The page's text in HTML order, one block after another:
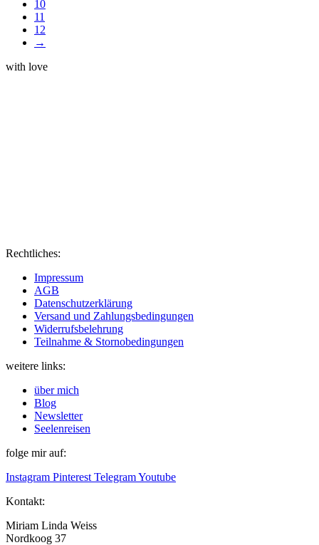
10
11
12
→
with love
Rechtliches:
Impressum
AGB
Datenschutzerklärung
Versand und Zahlungsbedingungen
Widerrufsbelehrung
Teilnahme & Stornobedingungen
weitere links:
über mich
Blog
Newsletter
Seelenreisen
folge mir auf:
Instagram Pinterest TelegramYoutube
Kontakt:
Miriam Linda Weiss
Nordkoog 37